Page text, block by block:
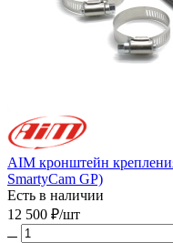
AIM кронштейн
SmartyCam GP)
Есть в наличии
12 500 ₽/шт